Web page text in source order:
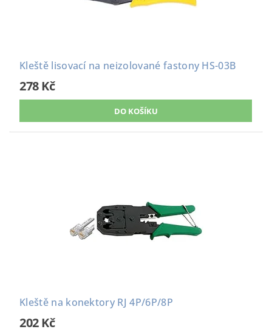
Kleště lisovací na neizolované fastony HS-03B
278 Kč
Kleště na konektory RJ 4P/6P/8P
202 Kč